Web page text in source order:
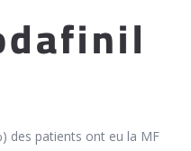
des patients ont eu la MF